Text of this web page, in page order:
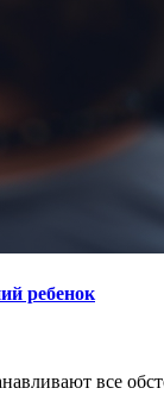
ребенок
все